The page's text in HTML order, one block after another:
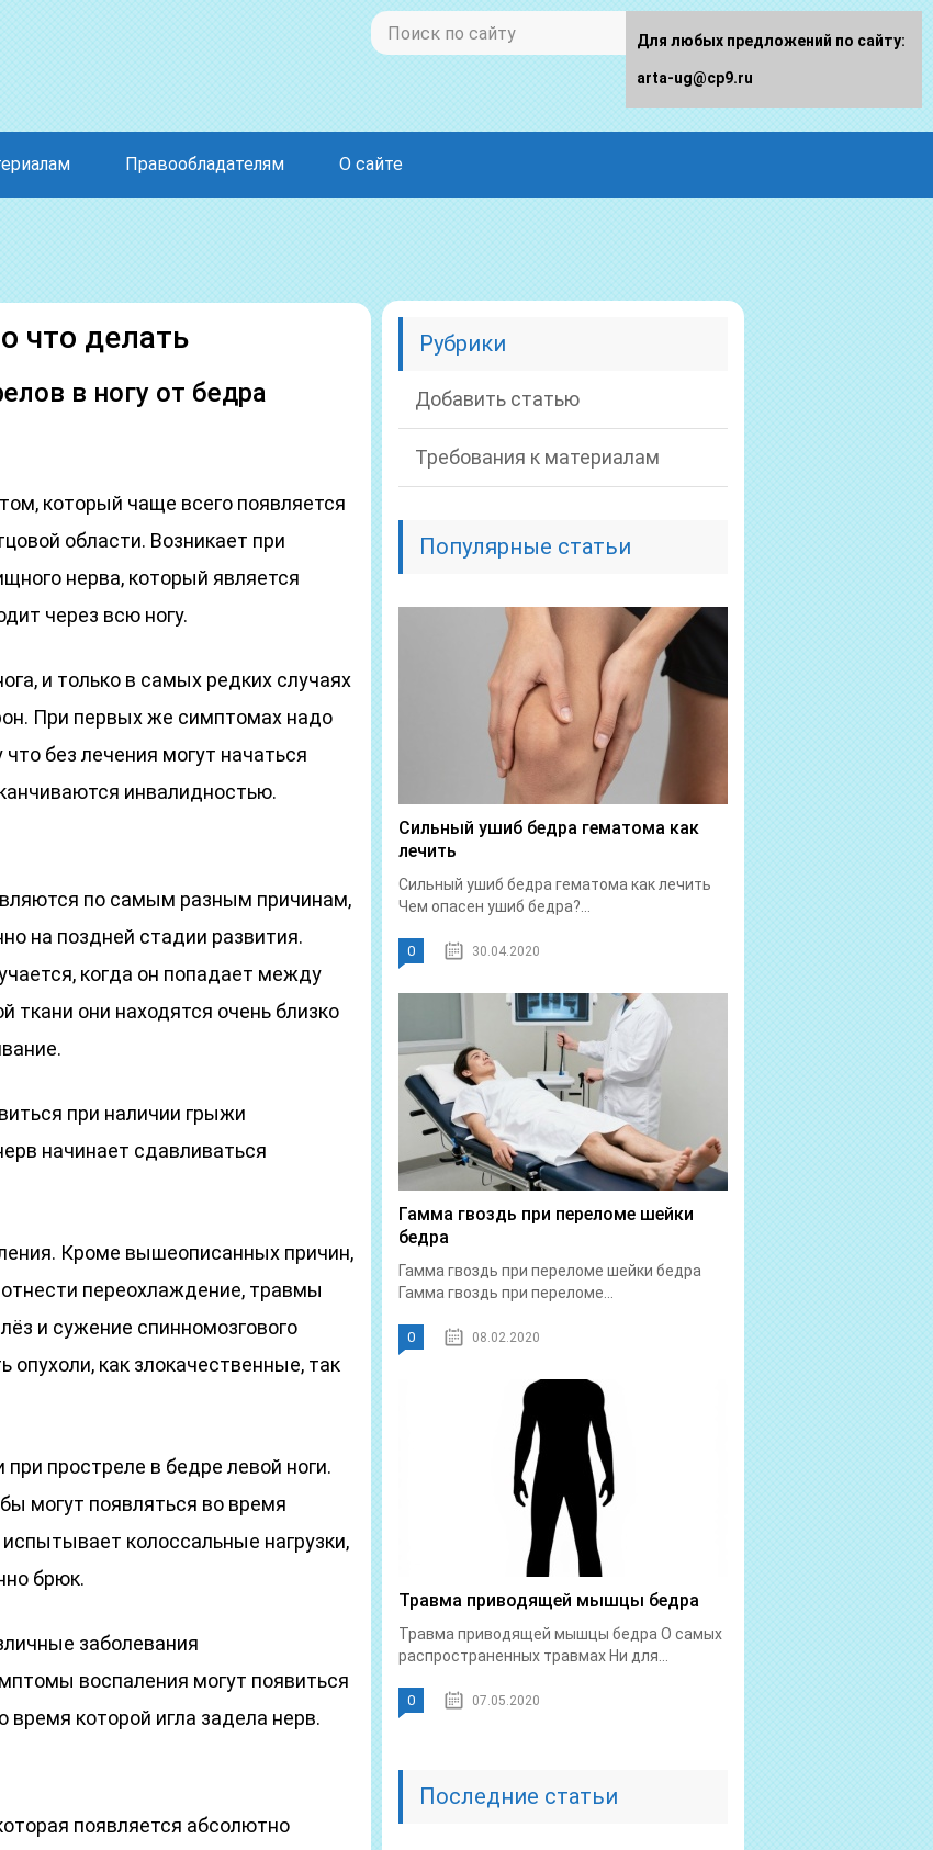
Правообладателям О сайте
что делать
в ногу от бедра
который чаще всего появляется
области. Возникает при
нерва, который является
через всю ногу.
и только в самых редких случаях
При первых же симптомах надо
без лечения могут начаться
инвалидностью.
по самым разным причинам,
на поздней стадии развития.
когда он попадает между
ткани они находятся очень близко
при наличии грыжи
начинает сдавливаться
Кроме вышеописанных причин,
переохлаждение, травмы
и сужение спинномозгового
как злокачественные, так
простреле в бедре левой ноги.
могут появляться во время
колоссальные нагрузки,
брюк.
заболевания
воспаления могут появиться
которой игла задела нерв.
появляется абсолютно
Рубрики
Добавить статью
Требования к материалам
Популярные статьи
Сильный ушиб бедра гематома как
лечить
Сильный ушиб бедра гематома как лечить
Чем опасен ушиб бедра?...
0 30.04.2020
Гамма гвоздь при переломе шейки
бедра
Гамма гвоздь при переломе шейки бедра
Гамма гвоздь при переломе...
0 08.02.2020
Травма приводящей мышцы бедра
Травма приводящей мышцы бедра О самых
распространенных травмах Ни для...
0 07.05.2020
Последние статьи
Для любых предложений по сайту:
arta-ug@cp9.ru